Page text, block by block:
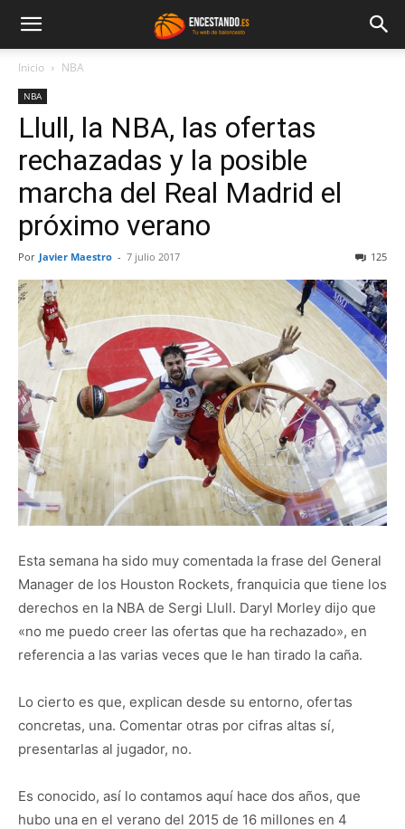
Inicio NBA
NBA
Llull, la NBA, las ofertas
rechazadas y la posible
marcha del Real Madrid el
próximo verano
Por Javier Maestro - 7 julio 2017 125
Esta semana ha sido muy comentada la frase del General
Manager de los Houston Rockets, franquicia que tiene los
derechos en la NBA de Sergi Llull. Daryl Morley dijo que
«no me puedo creer las ofertas que ha rechazado», en
referencia a las varias veces que le han tirado la caña.
Lo cierto es que, explican desde su entorno, ofertas
concretas, una. Comentar otras por cifras altas sí,
presentarlas al jugador, no.
Es conocido, así lo contamos aquí hace dos años, que
hubo una en el verano del 2015 de 16 millones en 4